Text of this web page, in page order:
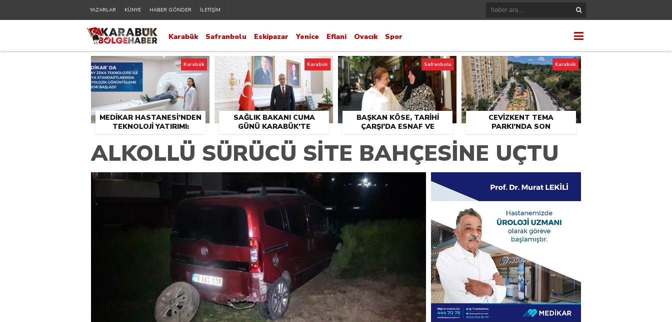
YAZARLAR KÜNYE HABER GÖNDER İLETİŞİM
Karabük Safranbolu Eskipazar Yenice Eflani Ovacık Spor
MEDİKAR HASTANESİ’NDEN
TEKNOLOJİ YATIRIMI:
CİHAZLAR HİZMETE GİRDİ
Karabük
SAĞLIK BAKANI CUMA
GÜNÜ KARABÜK’TE
Karabük
BAŞKAN KÖSE, TARİHİ
ÇARŞI’DA ESNAF VE
Safranbolu
CEVİZKENT TEMA
PARKI’NDA SON
Karabük
ALKOLLÜ SÜRÜCÜ SİTE BAHÇESİNE UÇTU